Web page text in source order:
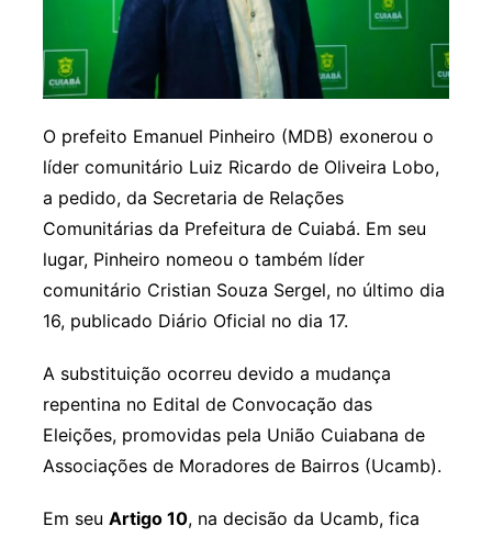
O prefeito Emanuel Pinheiro (MDB) exonerou o
líder comunitário Luiz Ricardo de Oliveira Lobo,
a pedido, da Secretaria de Relações
Comunitárias da Prefeitura de Cuiabá. Em seu
lugar, Pinheiro nomeou o também líder
comunitário Cristian Souza Sergel, no último dia
16, publicado Diário Oficial no dia 17.
A substituição ocorreu devido a mudança
repentina no Edital de Convocação das
Eleições, promovidas pela União Cuiabana de
Associações de Moradores de Bairros (Ucamb).
Em seu Artigo 10, na decisão da Ucamb, fica